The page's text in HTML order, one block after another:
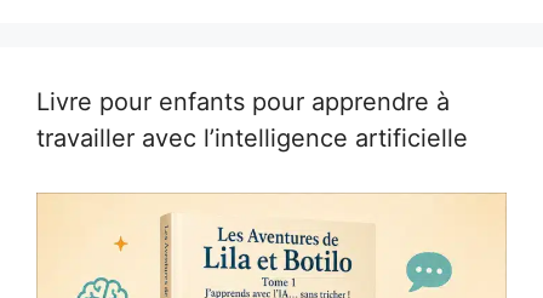
Livre pour enfants pour apprendre à
travailler avec l’intelligence artificielle